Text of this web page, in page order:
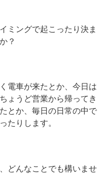
ミングで起こったり決ま
？
電車が来たとか、今日は
ょうど営業から帰ってき
とか、毎日の日常の中で
たりします。
どんなことでも構いませ